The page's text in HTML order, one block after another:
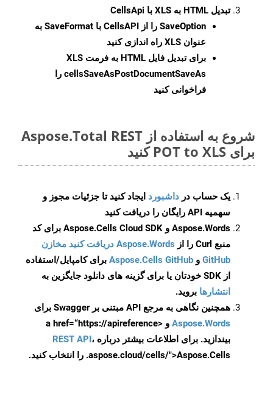
تبدیل HTML به XLS با CellsApi
SaveOption
را از CellsAPI با SaveFormat به
عنوان XLS راه اندازی کنید
برای تبدیل فایل HTML به فرمت
XLS
cellsSaveAsPostDocumentSaveAs را
فراخوانی کنید
شروع به استفاده از Aspose.Total REST
برای POT to XLS کنید
یک حساب در داشبورد ایجاد کنید تا جزئیات مجوز و
سهمیه API رایگان را دریافت کنید
Aspose.Words و Aspose.Cells Cloud SDK برای کد
منبع Curl را از
Aspose.Words دریافت کنید مخازن
GitHub و Aspose.Cells GitHub برای کامپایل/استفاده
از SDK خودتان یا برای گزینه های دانلود جایگزین به
انتشارها بروید.
همچنین نگاهی به مرجع API مبتنی بر Swagger برای
Aspose.Words
و <a href=“https://apireference
بیندازید. برای اطلاعات بیشتر درباره REST API،
.aspose.cloud/cells/">Aspose.Cells را انتخاب کنید.